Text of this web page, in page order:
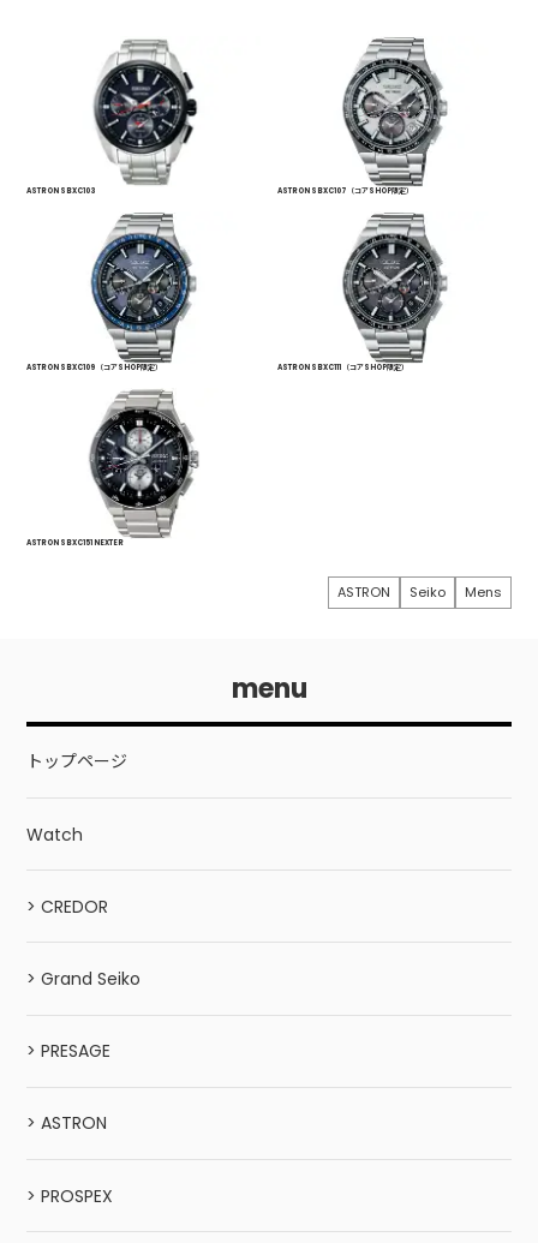
ASTRON SBXC103 ASTRON SBXC107 （コアSHOP限定）
ASTRON SBXC109 （コアSHOP限定） ASTRON SBXC111 （コアSHOP限定）
ASTRON SBXC151 NEXTER
ASTRON Seiko Mens
menu
トップページ
Watch
> CREDOR
> Grand Seiko
> PRESAGE
> ASTRON
> PROSPEX